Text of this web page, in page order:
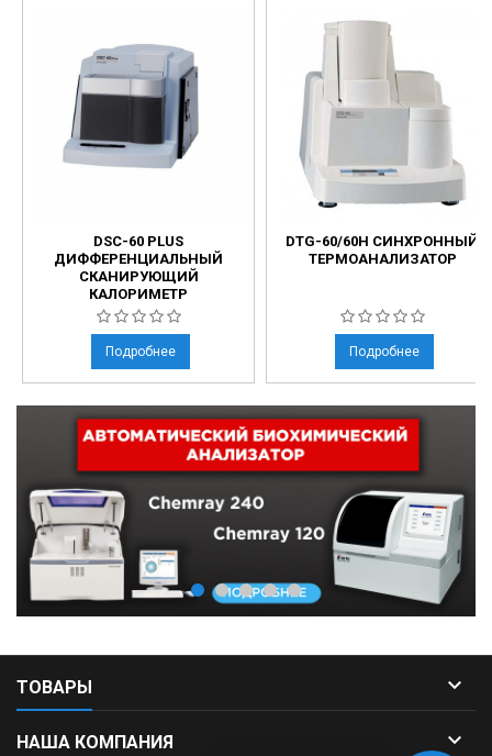
DSC-60 PLUS
ДИФФЕРЕНЦИАЛЬНЫЙ
СКАНИРУЮЩИЙ
КАЛОРИМЕТР
Подробнее
DTG-60/60H СИНХРОННЫЙ
ТЕРМОАНАЛИЗАТОР
Подробнее
ТОВАРЫ 
НАША КОМПАНИЯ 